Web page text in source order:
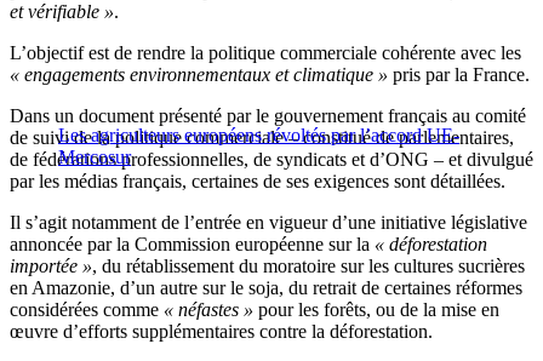
et vérifiable ».
L’objectif est de rendre la politique commerciale cohérente avec les
« engagements environnementaux et climatique » pris par la France.
Les agriculteurs européens révoltés par l’accord UE-
Mercosur
Dans un document présenté par le gouvernement français au comité
de suivi de la politique commerciale – constitué de parlementaires,
de fédérations professionnelles, de syndicats et d’ONG – et divulgué
par les médias français, certaines de ses exigences sont détaillées.
Il s’agit notamment de l’entrée en vigueur d’une initiative législative
annoncée par la Commission européenne sur la « déforestation
importée », du rétablissement du moratoire sur les cultures sucrières
en Amazonie, d’un autre sur le soja, du retrait de certaines réformes
considérées comme « néfastes » pour les forêts, ou de la mise en
œuvre d’efforts supplémentaires contre la déforestation.